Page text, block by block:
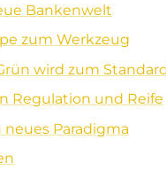
Bankenwelt
zum Werkzeug
wird zum
Regulation und Reife
Paradigma